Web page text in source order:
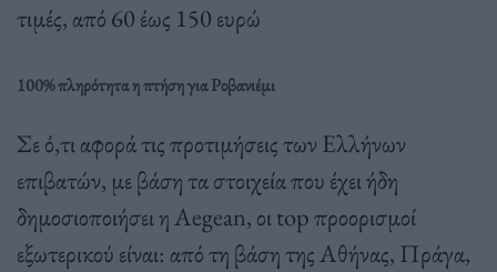
τιμές, από 60 έως 150 ευρώ
100% πληρότητα η πτήση για Ροβανιέμι
Σε ό,τι αφορά τις προτιμήσεις των Ελλήνων
επιβατών, με βάση τα στοιχεία που έχει ήδη
δημοσιοποιήσει η Aegean, οι top προορισμοί
εξωτερικού είναι: από τη βάση της Αθήνας, Πράγα,